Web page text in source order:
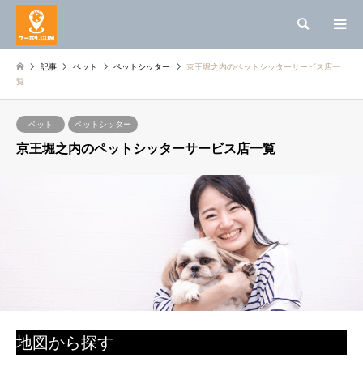
検索
記事 ペット ペットシッター
京王堀之内のペットシッターサービス店一
覧
ペット ペットシッター
京王堀之内のペットシッターサービス店一覧
地図から探す